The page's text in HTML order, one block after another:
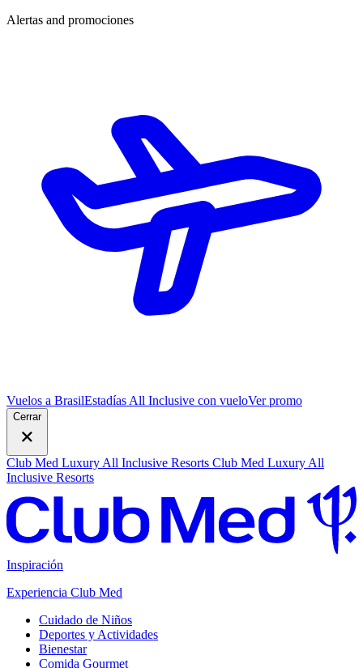
Alertas and promociones
Vuelos a BrasilEstadías All Inclusive con vueloVer promo
Cerrar
Club Med Luxury All Inclusive Resorts Club Med Luxury All
Inclusive Resorts
Inspiración
Experiencia Club Med
Cuidado de Niños
Deportes y Actividades
Bienestar
Comida Gourmet